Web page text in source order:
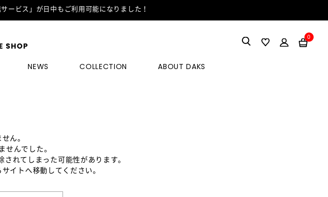
ービス」が日中もご利用可能になりました！
0
NEWS COLLECTION ABOUT DAKS
ん。
せんでした。
れてしまった可能性があります。
イトへ移動してください。